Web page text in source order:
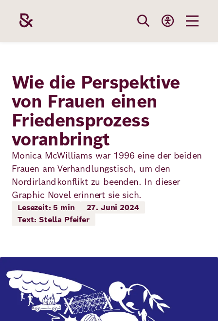
Inhalt
Stiftung
Themen
Förderung
Presse
Publikationen
Die Stiftung
Robert Bosch
Werte und
Haltung
und
Einrichtungen
Unsere
Themen
Gesundheit
Resilienz
Migration
Wie wir
Projekte
Aktuelle
Bei uns
Wie die Perspektive
von Frauen einen
Friedensprozess
voranbringt
Monica McWilliams war 1996 eine der beiden
Frauen am Verhandlungstisch, um den
Nordirlandkonflikt zu beenden. In dieser
Graphic Novel erinnert sie sich.
Lesezeit: 5 min
27. Juni 2024
Text: Stella Pfeifer
Bild